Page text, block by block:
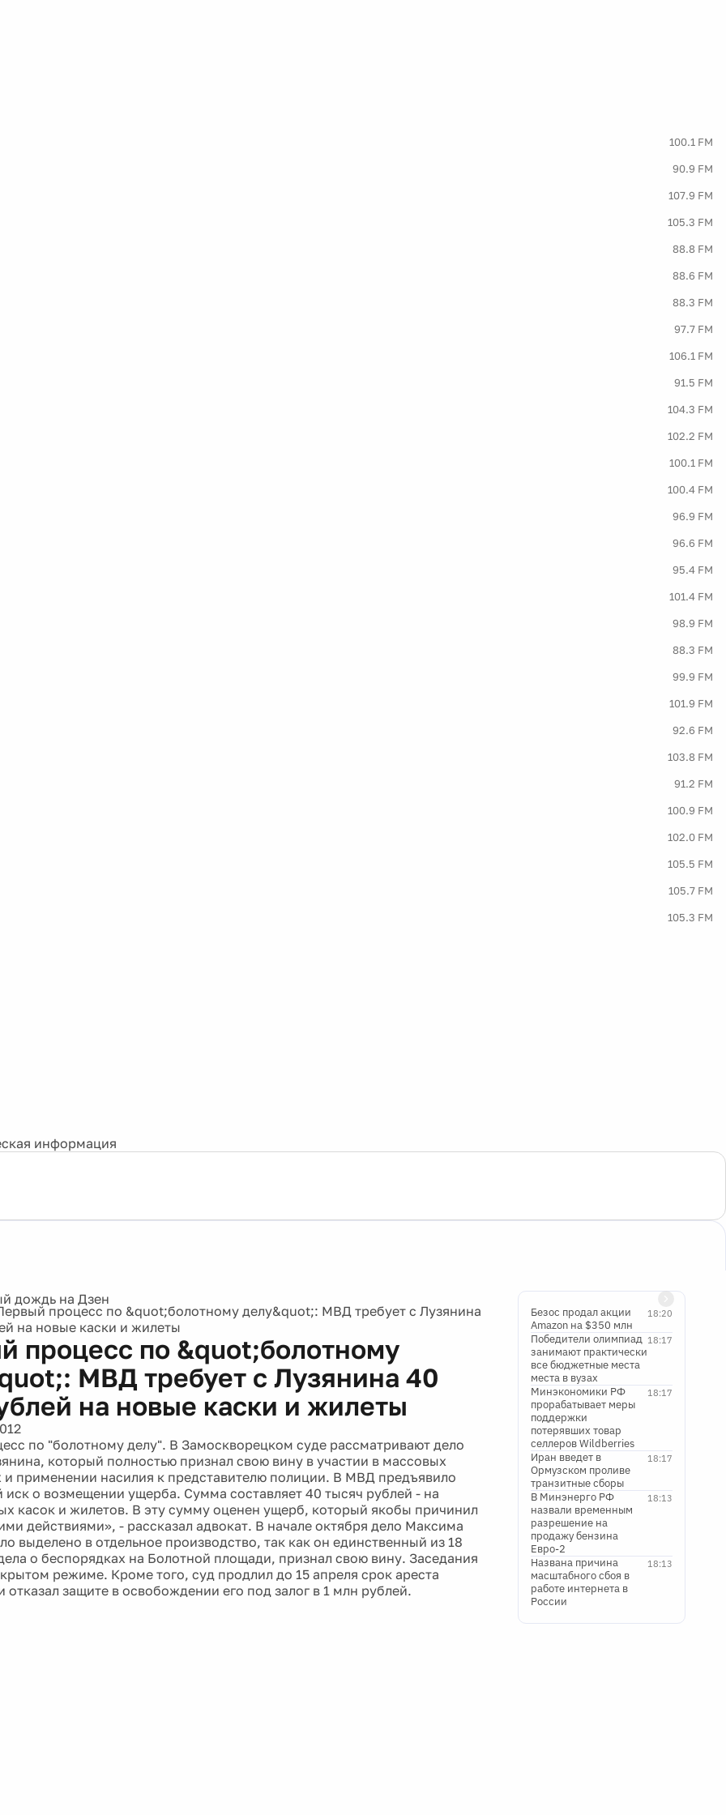
100.1 FM
90.9 FM
107.9 FM
105.3 FM
88.8 FM
88.6 FM
88.3 FM
97.7 FM
106.1 FM
91.5 FM
104.3 FM
102.2 FM
100.1 FM
100.4 FM
96.9 FM
96.6 FM
95.4 FM
101.4 FM
98.9 FM
88.3 FM
99.9 FM
101.9 FM
92.6 FM
103.8 FM
91.2 FM
100.9 FM
102.0 FM
105.5 FM
105.7 FM
105.3 FM
информация
процесс по &quot;болотному делу&quot;: МВД требует с Лузянина
на новые каски и жилеты
процесс по &quot;болотному
МВД требует с Лузянина 40
на новые каски и жилеты
по "болотному делу". В Замоскворецком суде рассматривают дело
который полностью признал свою вину в участии в массовых
и применении насилия к представителю полиции. В МВД предъявило
иск о возмещении ущерба. Сумма составляет 40 тысяч рублей - на
касок и жилетов. В эту сумму оценен ущерб, который якобы причинил
действиями», - рассказал адвокат. В начале октября дело Максима
выделено в отдельное производство, так как он единственный из 18
о беспорядках на Болотной площади, признал свою вину. Заседания
режиме. Кроме того, суд продлил до 15 апреля срок ареста
отказал защите в освобождении его под залог в 1 млн рублей.
18:20
Безос продал акции
Amazon на $350 млн
18:17
Победители олимпиад
занимают практически
все бюджетные места
места в вузах
18:17
Минэкономики РФ
прорабатывает меры
поддержки
потерявших товар
селлеров Wildberries
18:17
Иран введет в
Ормузском проливе
транзитные сборы
18:13
В Минэнерго РФ
назвали временным
разрешение на
продажу бензина
Евро-2
18:13
Названа причина
масштабного сбоя в
работе интернета в
России